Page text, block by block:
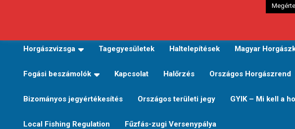
Horgászvizsga Tagegyesületek Haltelepítések Magyar
Fogási beszámolók Kapcsolat Halőrzés Országos Horgászrend
Bizományos jegyértékesítés Országos területi jegy GYIK – Mi kell a
Local Fishing Regulation Fűzfás-zugi Versenypálya